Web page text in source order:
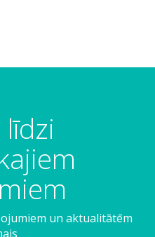
līdzi
un aktualitātēm